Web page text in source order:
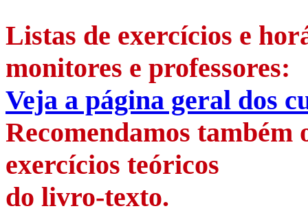
Listas de exercícios e
monitores e professores:
Veja a página geral dos
Recomendamos também
exercícios teóricos
do livro-texto.